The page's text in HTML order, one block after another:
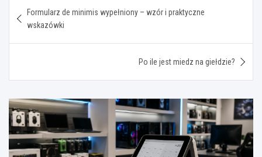
wpisu
Formularz de minimis wypełniony – wzór i praktyczne
wskazówki
Po ile jest miedz na giełdzie?